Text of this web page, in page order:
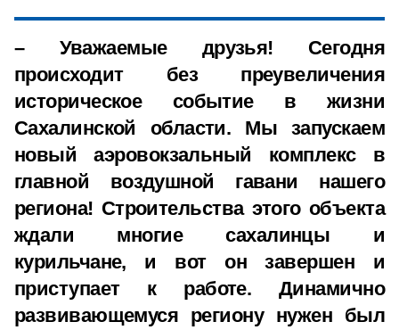
– Уважаемые друзья! Сегодня
происходит без преувеличения
историческое событие в жизни
Сахалинской области. Мы запускаем
новый аэровокзальный комплекс в
главной воздушной гавани нашего
региона! Строительства этого объекта
ждали многие сахалинцы и
курильчане, и вот он завершен и
приступает к работе. Динамично
развивающемуся региону нужен был